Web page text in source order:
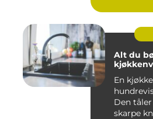
Alt du
En
Den
skarpe